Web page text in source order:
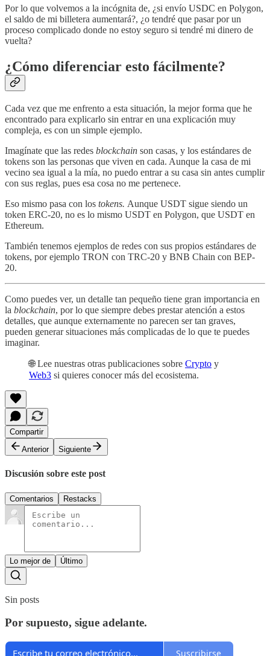
Por lo que volvemos a la incógnita de, ¿si envío USDC en Polygon,
el saldo de mi billetera aumentará?, ¿o tendré que pasar por un
proceso complicado donde no estoy seguro si tendré mi dinero de
vuelta?
¿Cómo diferenciar esto fácilmente?
Cada vez que me enfrento a esta situación, la mejor forma que he
encontrado para explicarlo sin entrar en una explicación muy
compleja, es con un simple ejemplo.
Imagínate que las redes blockchain son casas, y los estándares de
tokens son las personas que viven en cada. Aunque la casa de mi
vecino sea igual a la mía, no puedo entrar a su casa sin antes cumplir
con sus reglas, pues esa cosa no me pertenece.
Eso mismo pasa con los tokens. Aunque USDT sigue siendo un
token ERC-20, no es lo mismo USDT en Polygon, que USDT en
Ethereum.
También tenemos ejemplos de redes con sus propios estándares de
tokens, por ejemplo TRON con TRC-20 y BNB Chain con BEP-
20.
Como puedes ver, un detalle tan pequeño tiene gran importancia en
la blockchain, por lo que siempre debes prestar atención a estos
detalles, que aunque externamente no parecen ser tan graves,
pueden generar situaciones más complicadas de lo que te puedes
imaginar.
🌐 Lee nuestras otras publicaciones sobre Crypto y
Web3 si quieres conocer más del ecosistema.
Compartir
Anterior
Siguiente
Discusión sobre este post
Comentarios Restacks
Lo mejor de Último
Sin posts
Por supuesto, sigue adelante.
Suscribirse